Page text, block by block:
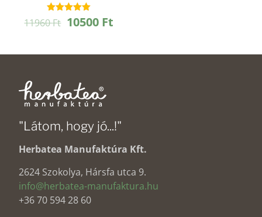
Értékelés:
5.00
11960Ft Original
10500 Ft
"Látom, hogy jó...!"
Herbatea Manufaktúra Kft.
2624 Szokolya, Hársfa utca 9.
info@herbatea-manufaktura.hu
+36 70 594 28 60